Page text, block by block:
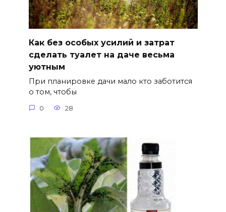
Как без особых усилий и затрат
сделать туалет на даче весьма
уютным
При планировке дачи мало кто заботится
о том, чтобы
0 28